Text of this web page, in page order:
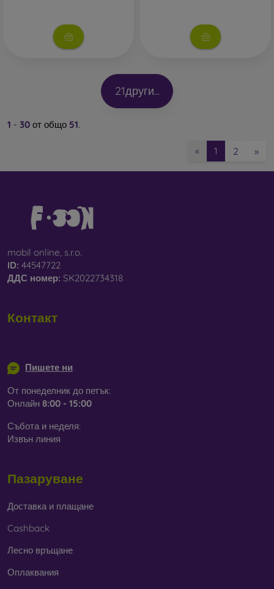
21други...
1 - 30 от общо 51.
« 1 2 »
mobil online, s.r.o.
ID: 44547722
ДДС ​​номер: SK2022734318
Контакт
Пишете ни
От понеделник до петък:
Онлайн 8:00 - 15:00
Събота и неделя:
Извън линия
Пазаруване
Доставка и плащане
Cashback
Лесно връщане
Оплаквания